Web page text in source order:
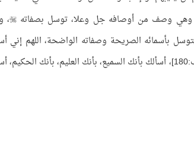
وهي وصف من أوصافه جل وعلا، توسل بصفاته،
بأسمائه الصريحة وصفاته الواضحة، اللهم إني
[الأعراف:180]، أسألك بأنك السميع، بأنك العليم، بأنك الحكيم،